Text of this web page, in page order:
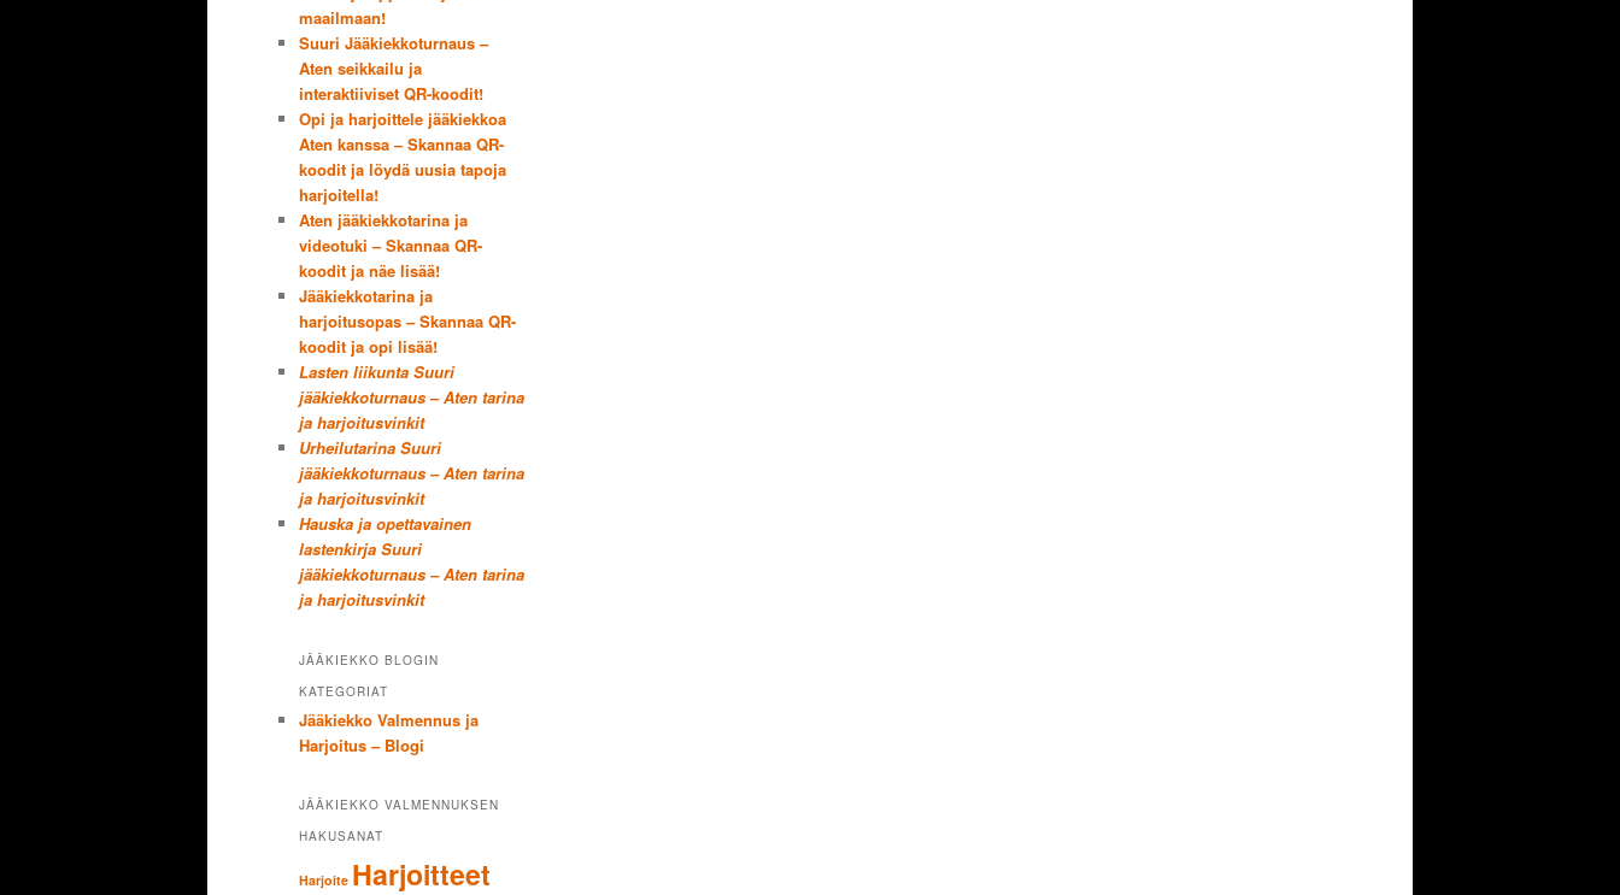
maailmaan!
Suuri Jääkiekkoturnaus –
Aten seikkailu ja
interaktiiviset QR-koodit!
Opi ja harjoittele jääkiekkoa
Aten kanssa – Skannaa QR-
koodit ja löydä uusia tapoja
harjoitella!
Aten jääkiekkotarina ja
videotuki – Skannaa QR-
koodit ja näe lisää!
Jääkiekkotarina ja
harjoitusopas – Skannaa QR-
koodit ja opi lisää!
Lasten liikunta Suuri
jääkiekkoturnaus – Aten tarina
ja harjoitusvinkit
Urheilutarina Suuri
jääkiekkoturnaus – Aten tarina
ja harjoitusvinkit
Hauska ja opettavainen
lastenkirja Suuri
jääkiekkoturnaus – Aten tarina
ja harjoitusvinkit
JÄÄKIEKKO BLOGIN
KATEGORIAT
Jääkiekko Valmennus ja
Harjoitus – Blogi
JÄÄKIEKKO VALMENNUKSEN
HAKUSANAT
Harjoite Harjoitteet